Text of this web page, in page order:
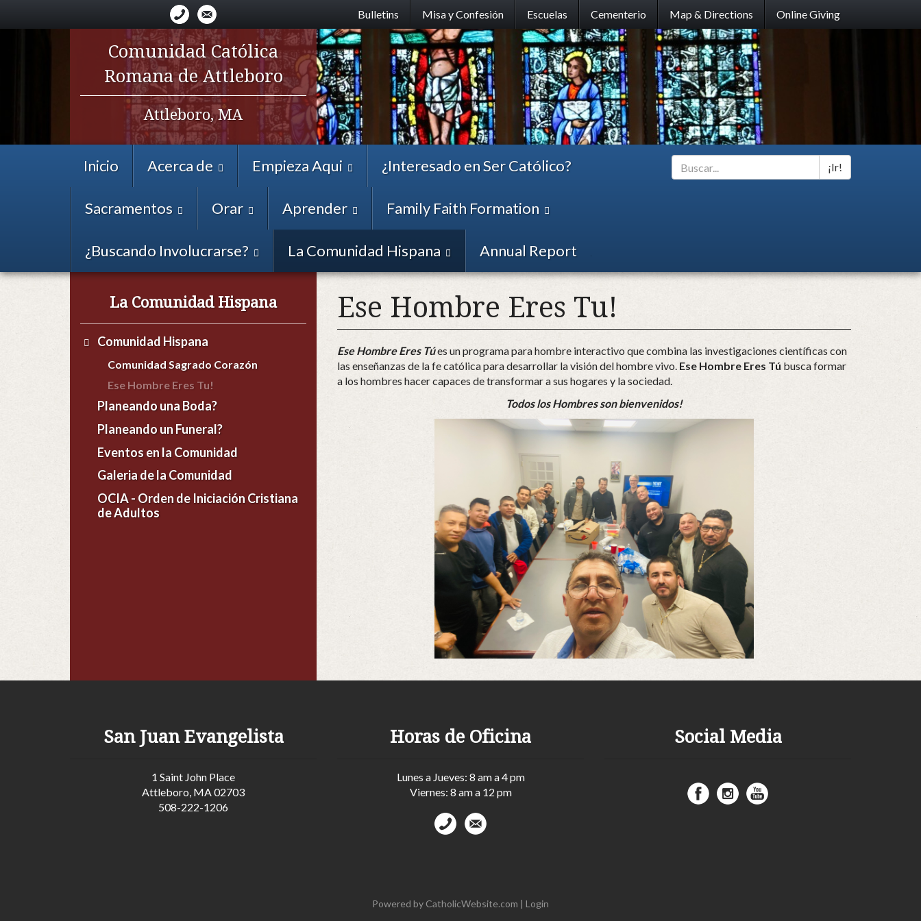
to
main
content
Bulletins Misa y Confesión Escuelas Cementerio Map & Directions Online Giving
Comunidad Católica
Romana de Attleboro
Attleboro, MA
Inicio Acerca de Empieza Aqui ¿Interesado en Ser Católico?
Sacramentos Orar Aprender Family Faith Formation
¿Buscando Involucrarse? La Comunidad Hispana Annual Report
¡Ir!
Ese Hombre Eres Tu!
Ese Hombre Eres Túes un programa para hombre interactivo que combina las investigaciones científicas con
las enseñanzas de la fe católica para desarrollar la visión del hombre vivo. Ese Hombre Eres Tú busca formar
a los hombres hacer capaces de transformar a sus hogares y la sociedad.
Todos los Hombres son bienvenidos!
La Comunidad Hispana
Comunidad Hispana
Comunidad Sagrado Corazón
Ese Hombre Eres Tu!
Planeando una Boda?
Planeando un Funeral?
Eventos en la Comunidad
Galeria de la Comunidad
OCIA - Orden de Iniciación Cristiana
de Adultos
San Juan Evangelista
1 Saint John Place
Attleboro, MA 02703
508-222-1206
Horas de Oficina
Lunes a Jueves: 8 am a 4 pm
Viernes: 8 am a 12 pm
Social Media
Powered by CatholicWebsite.com | Login